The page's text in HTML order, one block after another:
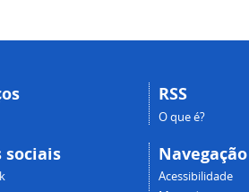
sociais
RSS
O que é?
Navegação
Acessibilidade